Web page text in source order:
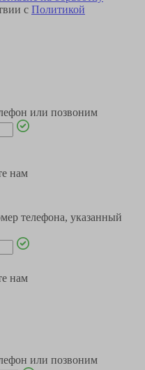
с Политикой
или позвоним
нам
телефона, указанный
нам
или позвоним